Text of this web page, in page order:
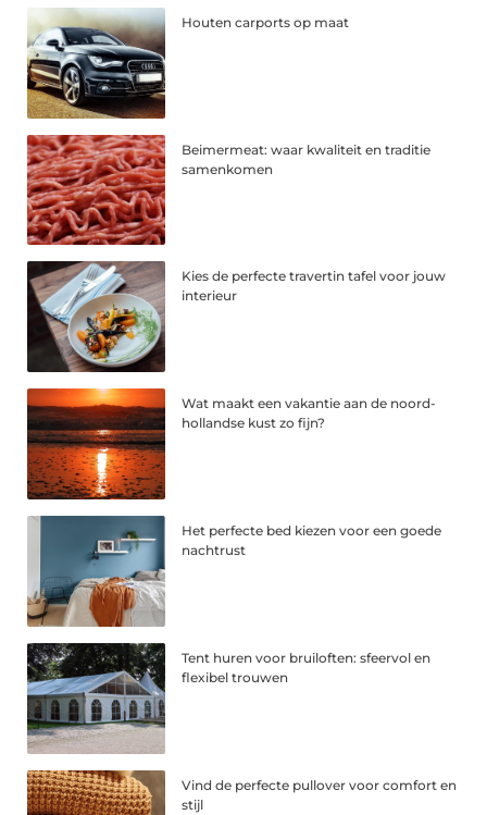
Houten carports op maat
Beimermeat: waar kwaliteit en traditie
samenkomen
Kies de perfecte travertin tafel voor jouw
interieur
Wat maakt een vakantie aan de noord-
hollandse kust zo fijn?
Het perfecte bed kiezen voor een goede
nachtrust
Tent huren voor bruiloften: sfeervol en
flexibel trouwen
Vind de perfecte pullover voor comfort en
stijl